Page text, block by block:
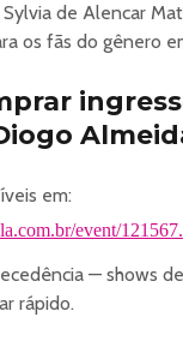
de Alencar
os fãs do gênero
em:
event/121567.
— shows
rápido.